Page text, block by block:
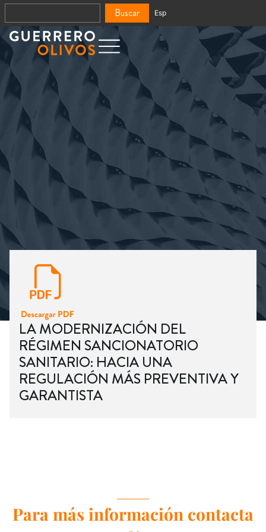
Buscar Esp
LA MODERNIZACIÓN DEL
RÉGIMEN SANCIONATORIO
SANITARIO: HACIA UNA
REGULACIÓN MÁS PREVENTIVA Y
GARANTISTA
Para más información contacta